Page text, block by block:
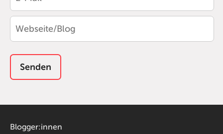
Blogger:innen